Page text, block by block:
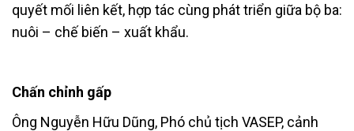
quyết mối liên kết, hợp tác cùng phát triển giữa bộ ba:
nuôi – chế biến – xuất khẩu.
Chấn chỉnh gấp
Ông Nguyễn Hữu Dũng, Phó chủ tịch VASEP, cảnh